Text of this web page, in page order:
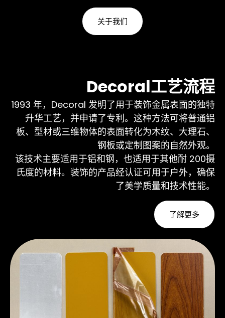
关于我们
Decoral工艺流程
1993 年，Decoral 发明了用于装饰金属表面的独特
升华工艺，并申请了专利。这种方法可将普通铝
板、型材或三维物体的表面转化为木纹、大理石、
钢板或定制图案的自然外观。
该技术主要适用于铝和钢，也适用于其他耐 200摄
氏度的材料。装饰的产品经认证可用于户外，确保
了美学质量和技术性能。
了解更多